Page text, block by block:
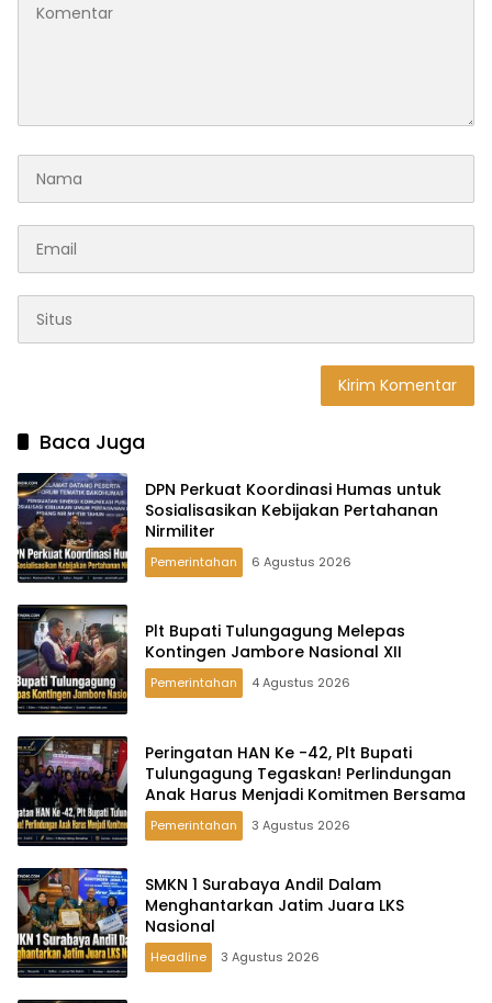
Baca Juga
DPN Perkuat Koordinasi Humas untuk
Sosialisasikan Kebijakan Pertahanan
Nirmiliter
Pemerintahan 6 Agustus 2026
Plt Bupati Tulungagung Melepas
Kontingen Jambore Nasional XII
Pemerintahan 4 Agustus 2026
Peringatan HAN Ke -42, Plt Bupati
Tulungagung Tegaskan! Perlindungan
Anak Harus Menjadi Komitmen Bersama
Pemerintahan 3 Agustus 2026
SMKN 1 Surabaya Andil Dalam
Menghantarkan Jatim Juara LKS
Nasional
Headline 3 Agustus 2026